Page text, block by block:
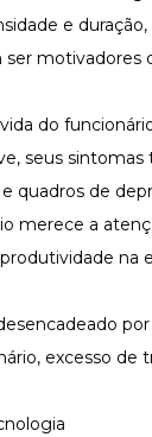
e
motivadores
do
seus
quadros de
merece a
na
excesso de